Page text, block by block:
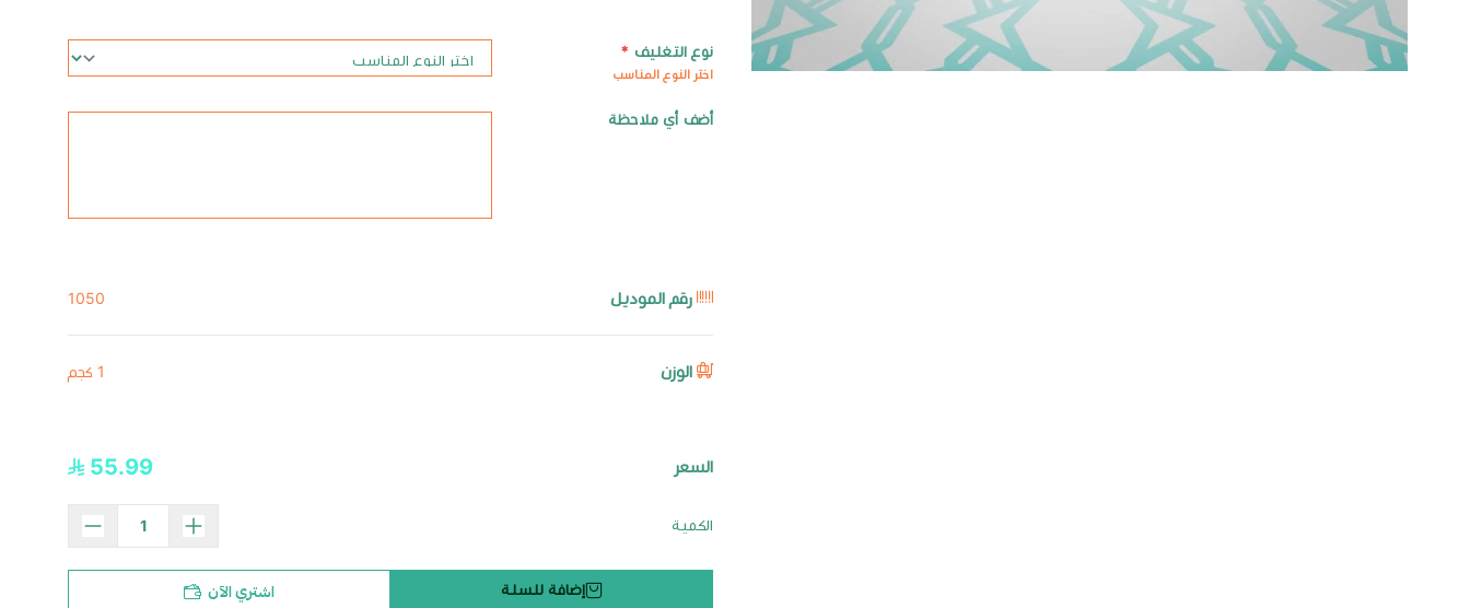
نوع التغليف *
اختر النوع المناسب
أضف أي ملاحظة
رقم الموديل 1050
الوزن 1 كجم
السعر 55.99
الكمية
إضافة للسلة اشتري الآن